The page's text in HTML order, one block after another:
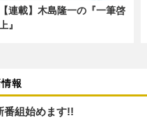
【連載】木島隆一の『一筆啓
上』
報
番組始めます!!